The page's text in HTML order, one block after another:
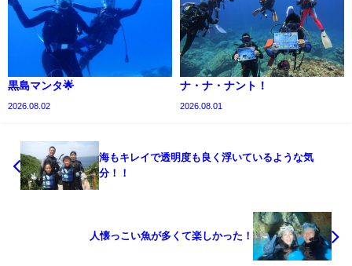
黒島マンタ🌟
2026.08.02
ナ・ナ・ナント！
2026.08.01
海もキレイで透明度も良く浮いているような気
分！！
人懐っこい魚が多くて楽しかった！